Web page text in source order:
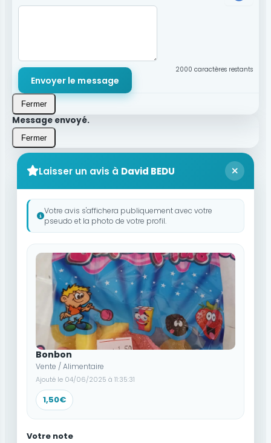
2000 caractères restants
Envoyer le message
Fermer
Message envoyé.
Fermer
Laisser un avis à David BEDU
Votre avis s'affichera publiquement avec votre
pseudo et la photo de votre profil.
Bonbon
Vente / Alimentaire
Ajouté le 04/06/2025 à 11:35:31
1,50€
Votre note